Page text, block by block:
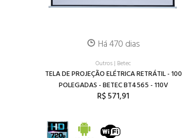
Há 470 dias
Outros | Betec
TELA DE PROJEÇÃO ELÉTRICA RETRÁTIL - 100
POLEGADAS - BETEC BT4565 - 110V
R$ 571,91